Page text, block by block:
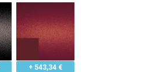
+ 543,34 €